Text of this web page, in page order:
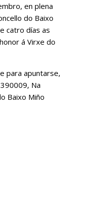
en plena
do Baixo
catro días as
á Virxe do
para apuntarse,
Na
Baixo Miño